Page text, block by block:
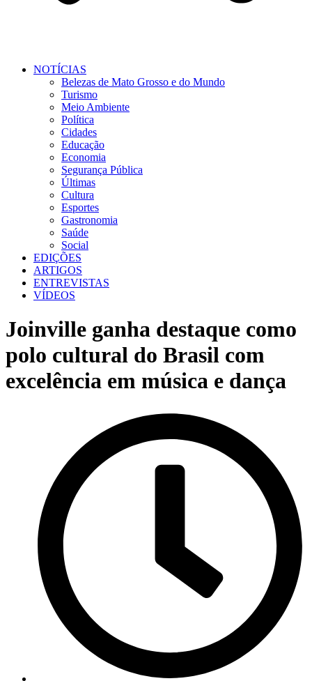
NOTÍCIAS
Belezas de Mato Grosso e do Mundo
Turismo
Meio Ambiente
Política
Cidades
Educação
Economia
Segurança Pública
Últimas
Cultura
Esportes
Gastronomia
Saúde
Social
EDIÇÕES
ARTIGOS
ENTREVISTAS
VÍDEOS
Joinville ganha destaque como
polo cultural do Brasil com
excelência em música e dança